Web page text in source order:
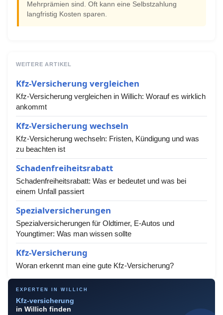
Mehrprämien sind. Oft kann eine Selbstzahlung
langfristig Kosten sparen.
WEITERE ARTIKEL
Kfz-Versicherung vergleichen
Kfz-Versicherung vergleichen in Willich: Worauf es wirklich
ankommt
Kfz-Versicherung wechseln
Kfz-Versicherung wechseln: Fristen, Kündigung und was
zu beachten ist
Schadenfreiheitsrabatt
Schadenfreiheitsrabatt: Was er bedeutet und was bei
einem Unfall passiert
Spezialversicherungen
Spezialversicherungen für Oldtimer, E-Autos und
Youngtimer: Was man wissen sollte
Kfz-Versicherung
Woran erkennt man eine gute Kfz-Versicherung?
EXPERTEN IN WILLICH
Kfz-versicherung
in Willich finden